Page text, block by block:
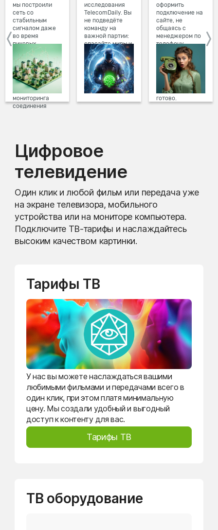
мы построили
сеть со
стабильным
сигналом даже
во время
пиковых
нагрузок в
вечернее время.
Мы постоянно
обновляем наше
оборудование в
домах, а система
мониторинга
соединения
исследования
TelecomDaily. Вы
не подведёте
команду на
важной партии:
спасайте миры и
побеждайте с
друзьями в
онлайн-играх.
оформить
подключение на
сайте, не
общаясь с
менеджером по
телефону.
Просто в три
клика заполните
форму заявки на
сайте, выберите
дату и время
подключения,
готово.
Цифровое
телевидение
Один клик и любой фильм или передача уже
на экране телевизора, мобильного
устройства или на мониторе компьютера.
Подключите ТВ-тарифы и наслаждайтесь
высоким качеством картинки.
Тарифы ТВ
У нас вы можете наслаждаться вашими
любимыми фильмами и передачами всего в
один клик, при этом платя минимальную
цену. Мы создали удобный и выгодный
доступ к контенту для вас.
Тарифы ТВ
ТВ оборудование